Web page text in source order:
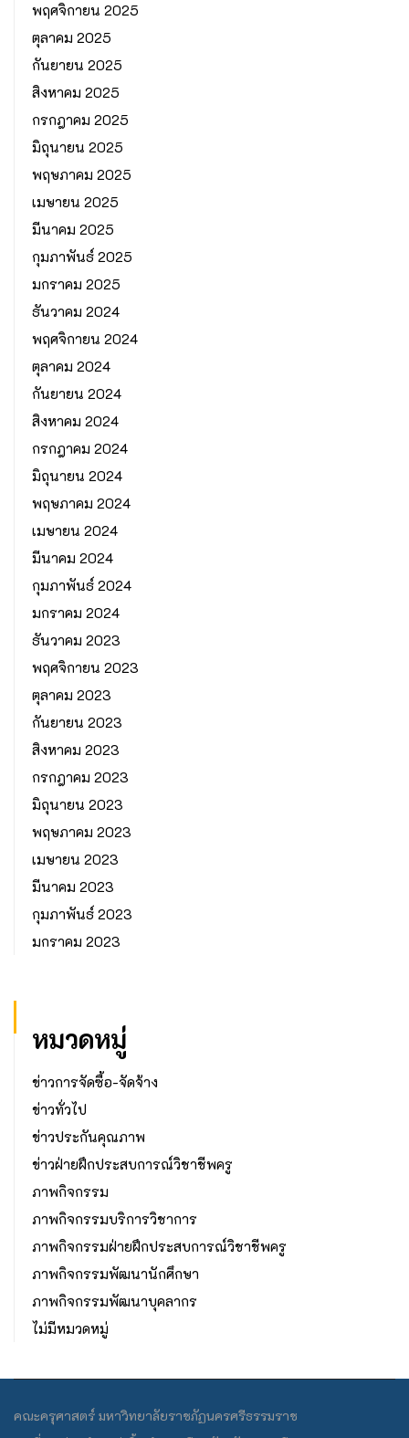
พฤศจิกายน 2025
ตุลาคม 2025
กันยายน 2025
สิงหาคม 2025
กรกฎาคม 2025
มิถุนายน 2025
พฤษภาคม 2025
เมษายน 2025
มีนาคม 2025
กุมภาพันธ์ 2025
มกราคม 2025
ธันวาคม 2024
พฤศจิกายน 2024
ตุลาคม 2024
กันยายน 2024
สิงหาคม 2024
กรกฎาคม 2024
มิถุนายน 2024
พฤษภาคม 2024
เมษายน 2024
มีนาคม 2024
กุมภาพันธ์ 2024
มกราคม 2024
ธันวาคม 2023
พฤศจิกายน 2023
ตุลาคม 2023
กันยายน 2023
สิงหาคม 2023
กรกฎาคม 2023
มิถุนายน 2023
พฤษภาคม 2023
เมษายน 2023
มีนาคม 2023
กุมภาพันธ์ 2023
มกราคม 2023
หมวดหมู่
ข่าวการจัดซื้อ-จัดจ้าง
ข่าวทั่วไป
ข่าวประกันคุณภาพ
ข่าวฝ่ายฝึกประสบการณ์วิชาชีพครู
ภาพกิจกรรม
ภาพกิจกรรมบริการวิชาการ
ภาพกิจกรรมฝ่ายฝึกประสบการณ์วิชาชีพครู
ภาพกิจกรรมพัฒนานักศึกษา
ภาพกิจกรรมพัฒนาบุคลากร
ไม่มีหมวดหมู่
คณะครุศาสตร์ มหาวิทยาลัยราชภัฏนครศรีธรรมราช